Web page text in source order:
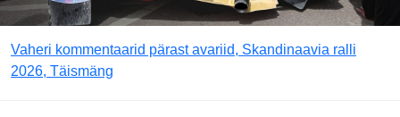
Vaheri kommentaarid pärast avariid, Skandinaavia ralli
2026, Täismäng